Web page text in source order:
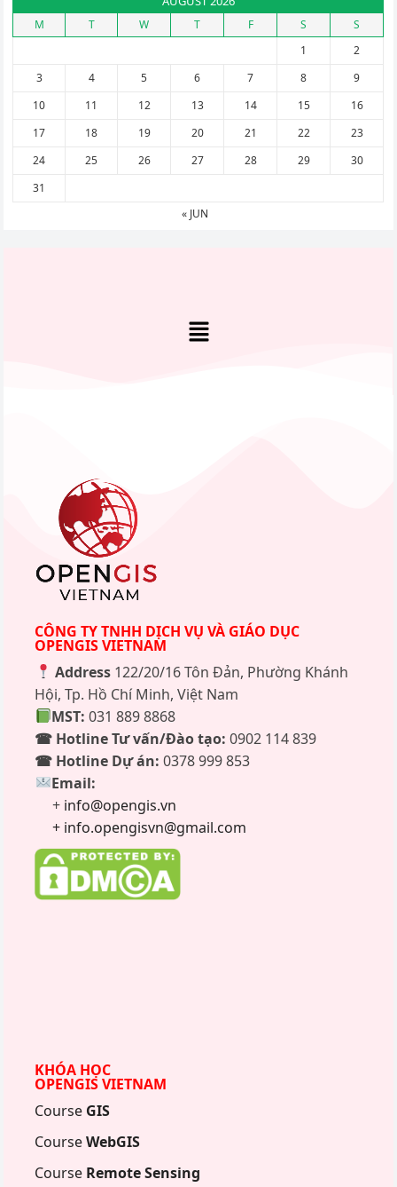
M T W T F S
S
1
2
3
4 5 6 7 8
9
10
11 12 13 14 15
16
17
18 19 20 21 22
23
24
25 26 27 28 29
30
31
« JUN
CÔNG TY TNHH DỊCH VỤ VÀ GIÁO DỤC
OPENGIS VIETNAM
Address122/20/16 Tôn Đản, Phường Khánh
Hội, Tp. Hồ Chí Minh, Việt Nam
MST: 031 889 8868
☎ Hotline Tư vấn/Đào tạo: 0902 114 839
☎ Hotline Dự án: 0378 999 853
Email:
+ info@opengis.vn
+ info.opengisvn@gmail.com
KHÓA HỌC
OPENGIS VIETNAM
Course GIS
CourseWebGIS
Course Remote Sensing